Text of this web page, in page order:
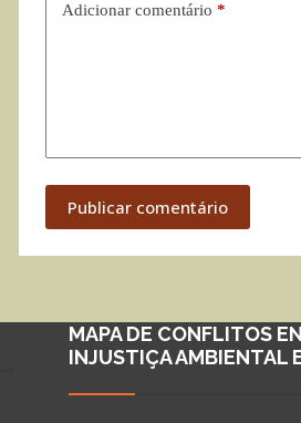
Adicionar comentário *
Publicar comentário
MAPA DE CONFLITOS
INJUSTIÇA AMBIENTAL